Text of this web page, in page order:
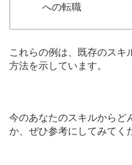
への転職
これらの例は、既存のスキ
方法を示しています。
今のあなたのスキルからど
か、ぜひ参考にしてみてく